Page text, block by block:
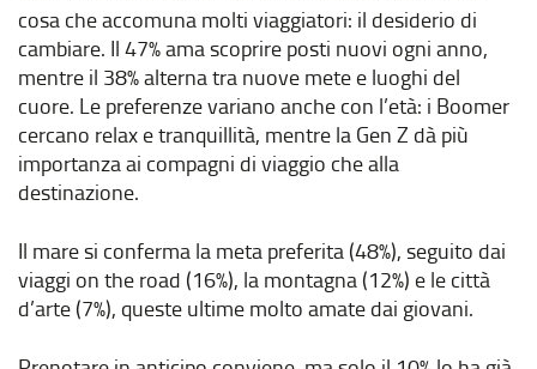
cosa che accomuna molti viaggiatori: il desiderio di
cambiare. Il 47% ama scoprire posti nuovi ogni anno,
mentre il 38% alterna tra nuove mete e luoghi del
cuore. Le preferenze variano anche con l’età: i Boomer
cercano relax e tranquillità, mentre la Gen Z dà più
importanza ai compagni di viaggio che alla
destinazione.
Il mare si conferma la meta preferita (48%), seguito dai
viaggi on the road (16%), la montagna (12%) e le città
d’arte (7%), queste ultime molto amate dai giovani.